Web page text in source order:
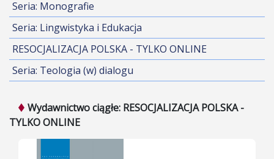
Seria: Monografie
Seria: Lingwistyka i Edukacja
RESOCJALIZACJA POLSKA - TYLKO ONLINE
Seria: Teologia (w) dialogu
Wydawnictwo ciągłe: RESOCJALIZACJA POLSKA -
TYLKO ONLINE